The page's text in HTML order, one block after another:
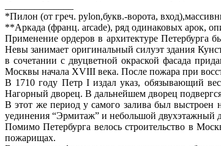
*Пилон (от греч. pylon,букв.-ворота,
**Аркада (франц. arcade), ряд одинаковых арок,
Применение ордеров в архитектуре
Невы занимает оригинальный силуэт здания
в сочетании с двуцветной окраской фасада
Москвы начала XVIII века. После пожара при
В 1710 году Петр I издал указ, обязывающий
Нагорный дворец. В дальнейшем дворец
В этот же период у самого залива был
уединения “Эрмитаж” и небольшой двухэтажный
Помимо Петербурга велось строительство в
пожарищах.